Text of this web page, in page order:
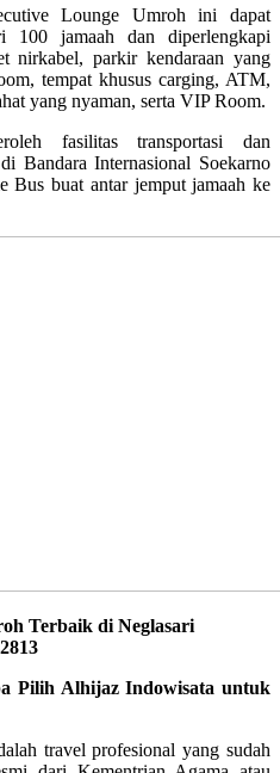
Lounge Umroh ini dapat
100 jamaah dan diperlengkapi
nirkabel, parkir kendaraan yang
tempat khusus carging, ATM,
yang nyaman, serta VIP Room.
fasilitas transportasi dan
Bandara Internasional Soekarno
Bus buat antar jemput jamaah ke
Terbaik di Neglasari
Pilih Alhijaz Indowisata untuk
travel profesional yang sudah